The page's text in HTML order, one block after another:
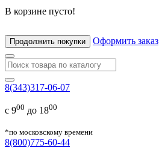
В корзине пусто!
Продолжить покупки Оформить заказ
8(343)317-06-07
с 900 до 1800
*по московскому времени
8(800)775-60-44